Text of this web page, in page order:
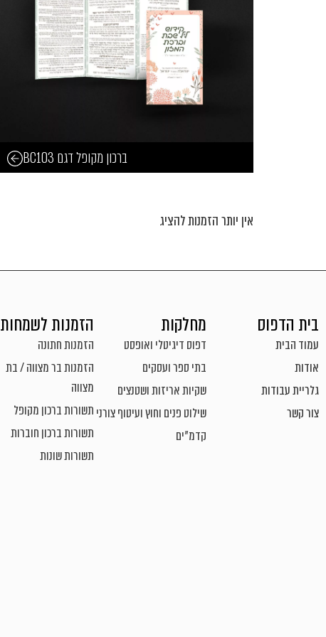
ברכון מקופל דגם BC103
אין יותר הזמנות להציג
בית הדפוס
עמוד הבית
אודות
גלריית עבודות
צור קשר
מחלקות
דפוס דיגיטלי ואופסט
בתי ספר ועסקים
שקיות אריזות ושטנצים
שילוט פנים וחוץ ועיטוף צורני
קדמ"ים
הזמנות לשמחות
הזמנות חתונה
הזמנות בר מצווה / בת
מצווה
תשורות ברכון מקופל
תשורות ברכון חוברות
תשורות שונות